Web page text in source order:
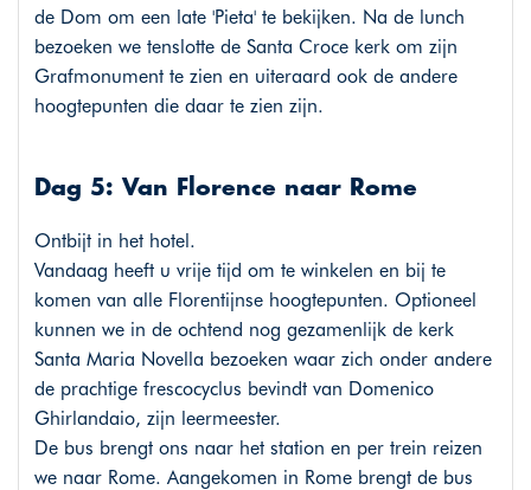
de Dom om een late 'Pieta' te bekijken. Na de lunch
bezoeken we tenslotte de Santa Croce kerk om zijn
Grafmonument te zien en uiteraard ook de andere
hoogtepunten die daar te zien zijn.
Dag 5: Van Florence naar Rome
Ontbijt in het hotel.
Vandaag heeft u vrije tijd om te winkelen en bij te
komen van alle Florentijnse hoogtepunten. Optioneel
kunnen we in de ochtend nog gezamenlijk de kerk
Santa Maria Novella bezoeken waar zich onder andere
de prachtige frescocyclus bevindt van Domenico
Ghirlandaio, zijn leermeester.
De bus brengt ons naar het station en per trein reizen
we naar Rome. Aangekomen in Rome brengt de bus